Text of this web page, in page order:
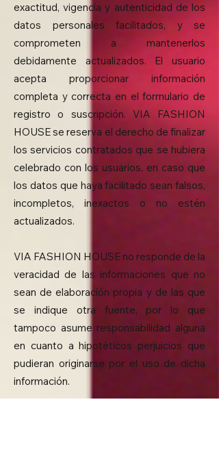
exactitud, vigencia y autenticidad de los
datos personales facilitados, y se
comprometen a mantenerlos
debidamente actualizados. El usuario
acepta proporcionar información
completa y correcta en el formulario de
registro o suscripción. VIA FASHION
HOUSE se reserva el derecho de finalizar
los servicios contratados que se hubiera
celebrado con los usuarios, en caso que
los datos que haya facilitado sean falsos,
incompletos, inexactos o no estén
actualizados.
VIA FASHION HOUSE no responde de la
veracidad de las informaciones que no
sean de elaboración propia y de las que
se indique otra fuente, por lo que
tampoco asume responsabilidad alguna
en cuanto a hipotéticos perjuicios que
pudieran originarse por el uso de dicha
información.